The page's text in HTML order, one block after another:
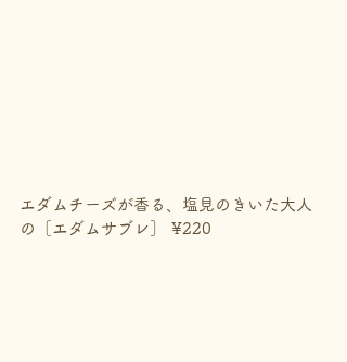
エダムチーズが香る、塩見のきいた大人
の［エダムサブレ］ ¥220